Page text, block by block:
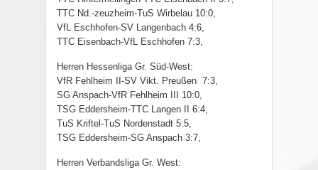
TTC Nd.-zeuzheim-TuS Wirbelau 10:0,
VfL Eschhofen-SV Langenbach 4:6,
TTC Eisenbach-VfL Eschhofen 7:3,
Herren Hessenliga Gr. Süd-West:
VfR Fehlheim II-SV Vikt. Preußen 7:3,
SG Anspach-VfR Fehlheim III 10:0,
TSG Eddersheim-TTC Langen II 6:4,
TuS Kriftel-TuS Nordenstadt 5:5,
TSG Eddersheim-SG Anspach 3:7,
Herren Verbandsliga Gr. West: